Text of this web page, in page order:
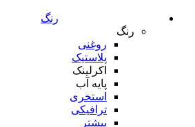
رنگ
رنگ
روغنی
پلاستیک
اکرلینک
پایه آب
استخری
ترافیکی
بیشتر